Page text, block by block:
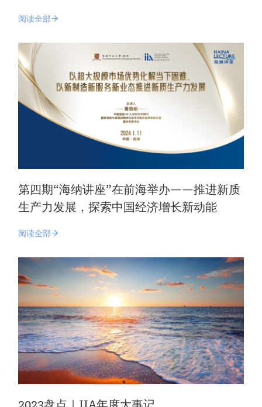
阅读全部
第四期“海纳讲座”在前海举办——推进新质
生产力发展，探索中国经济增长新动能
阅读全部